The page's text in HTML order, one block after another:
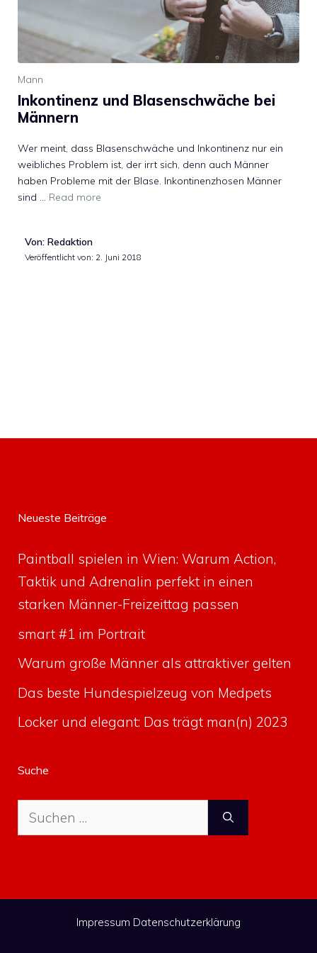
Mann
Inkontinenz und Blasenschwäche bei
Männern
Wer meint, dass Blasenschwäche und Inkontinenz nur ein
weibliches Problem ist, der irrt sich, denn auch Männer
haben Probleme mit der Blase. Inkontinenzhosen Männer
sind … Read more
Von: Redaktion
Veröffentlicht von: 2. Juni 2018
Neueste Beiträge
Paintball spielen in Wien: Warum Action,
Taktik und Adrenalin perfekt in einen
starken Männer-Freizeittag passen
smart #1 im Portrait
Warum große Männer als attraktiver gelten
Das beste Hundespielzeug von Medpets
Locker und elegant: Das trägt man(n) 2023
Suche
Suche
nach:
Impressum Datenschutzerklärung